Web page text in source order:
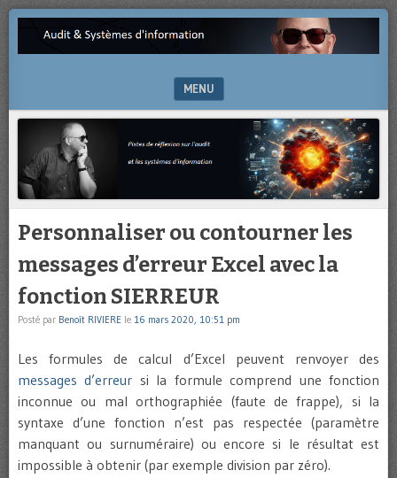
AUDIT
D'INFORMATION
Pistes
et
systèmes
d’information
MENU
SKIP TO CONTENT
Personnaliser ou contourner les
messages d’erreur Excel avec la
fonction SIERREUR
Posté par Benoît RIVIERE le 16 mars 2020, 10:51 pm
Les formules de calcul d’Excel peuvent renvoyer des
messages d’erreur si la formule comprend une fonction
inconnue ou mal orthographiée (faute de frappe), si la
syntaxe d’une fonction n’est pas respectée (paramètre
manquant ou surnuméraire) ou encore si le résultat est
impossible à obtenir (par exemple division par zéro).